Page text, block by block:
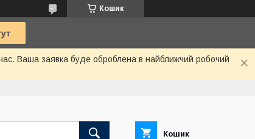
Кошик
Ваша заявка буде оброблена в найближчий робочий
Кошик